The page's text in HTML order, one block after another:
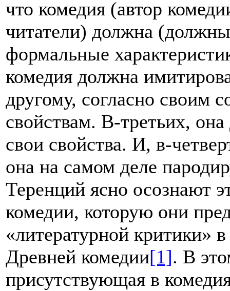
что комедия (автор
читатели) должна
формальные
комедия должна
другому, согласно своим
свойствам. В-третьих,
свои свойства. И, в-
она на самом деле
Теренций ясно осознают
комедии, которую они
«литературной критики»
Древней комедии[1]. В
присутствующая в